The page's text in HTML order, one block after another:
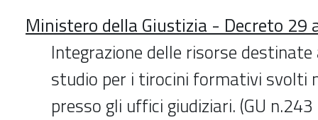
Ministero della Giustizia - Decreto 29
Integrazione delle risorse
studio per i tirocini formativi svolti
presso gli uffici giudiziari. (GU